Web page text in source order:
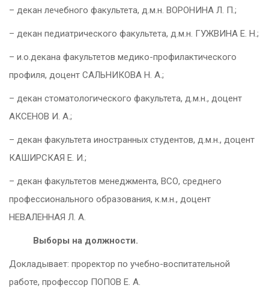
– декан лечебного факультета, д.м.н. ВОРОНИНА Л. П.;
– декан педиатрического факультета, д.м.н. ГУЖВИНА Е. Н.;
– и.о.декана факультетов медико-профилактического
профиля, доцент САЛЬНИКОВА Н. А.;
– декан стоматологического факультета, д.м.н., доцент
АКСЕНОВ И. А.;
– декан факультета иностранных студентов, д.м.н., доцент
КАШИРСКАЯ Е. И.;
– декан факультетов менеджмента, ВСО, среднего
профессионального образования, к.м.н., доцент
НЕВАЛЕННАЯ Л. А.
Выборы на должности.
Докладывает: проректор по учебно-воспитательной
работе, профессор ПОПОВ Е. А.